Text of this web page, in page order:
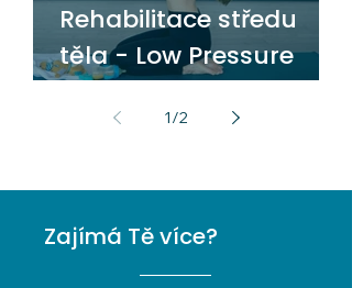
Rehabilitace středu
těla - Low Pressure
Fitness
1/2
Zajímá Tě více?